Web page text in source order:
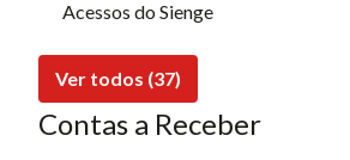
Acessos do Sienge
Ver todos (37)
Contas a Receber